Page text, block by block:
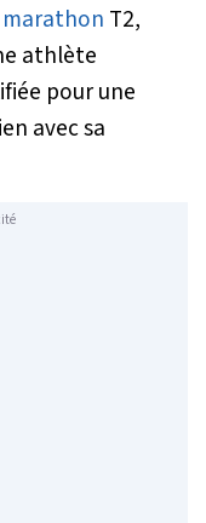
marathon T2,
athlète
pour une
avec sa